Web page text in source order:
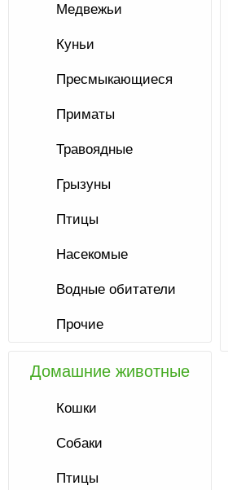
Медвежьи
Куньи
Пресмыкающиеся
Приматы
Травоядные
Грызуны
Птицы
Насекомые
Водные обитатели
Прочие
Домашние животные
Кошки
Собаки
Птицы